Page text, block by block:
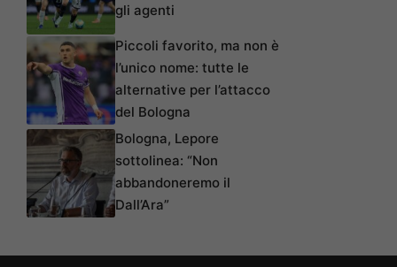
gli agenti
Piccoli favorito, ma non è
l’unico nome: tutte le
alternative per l’attacco
del Bologna
Bologna, Lepore
sottolinea: “Non
abbandoneremo il
Dall’Ara”